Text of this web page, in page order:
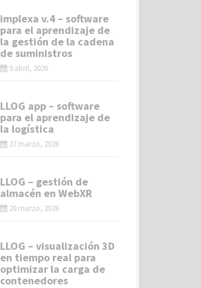
implexa v.4 – software
para el aprendizaje de
la gestión de la cadena
de suministros
9 abril, 2026
LLOG app – software
para el aprendizaje de
la logística
27 marzo, 2026
LLOG – gestión de
almacén en WebXR
20 marzo, 2026
LLOG – visualización 3D
en tiempo real para
optimizar la carga de
contenedores